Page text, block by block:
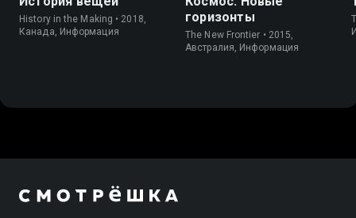
History in the Making • 2018,
Канада, Информация
горизонты
The New Frontier • 2015,
Австралия, Информация